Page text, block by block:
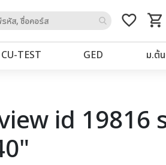
favorite_border shopping_cart
รถเข็น
CU‑TEST GED ม.ต้
id 19816